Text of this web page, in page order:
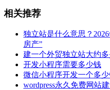
相关推荐
独立站是什么意思？
房产”
建一个外贸独立站大约多
开发小程序需要多少钱
微信小程序开发一个多少
wordpress永久免费网站